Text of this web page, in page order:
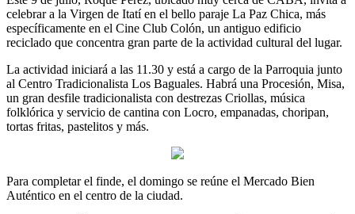
celebrar a la Virgen de Itatí en el bello paraje La Paz Chica, más
específicamente en el Cine Club Colón, un antiguo edificio
reciclado que concentra gran parte de la actividad cultural del lugar.
La actividad iniciará a las 11.30 y está a cargo de la Parroquia junto
al Centro Tradicionalista Los Baguales. Habrá una Procesión, Misa,
un gran desfile tradicionalista con destrezas Criollas, música
folklórica y servicio de cantina con Locro, empanadas, choripan,
tortas fritas, pastelitos y más.
Para completar el finde, el domingo se reúne el Mercado Bien
Auténtico en el centro de la ciudad.